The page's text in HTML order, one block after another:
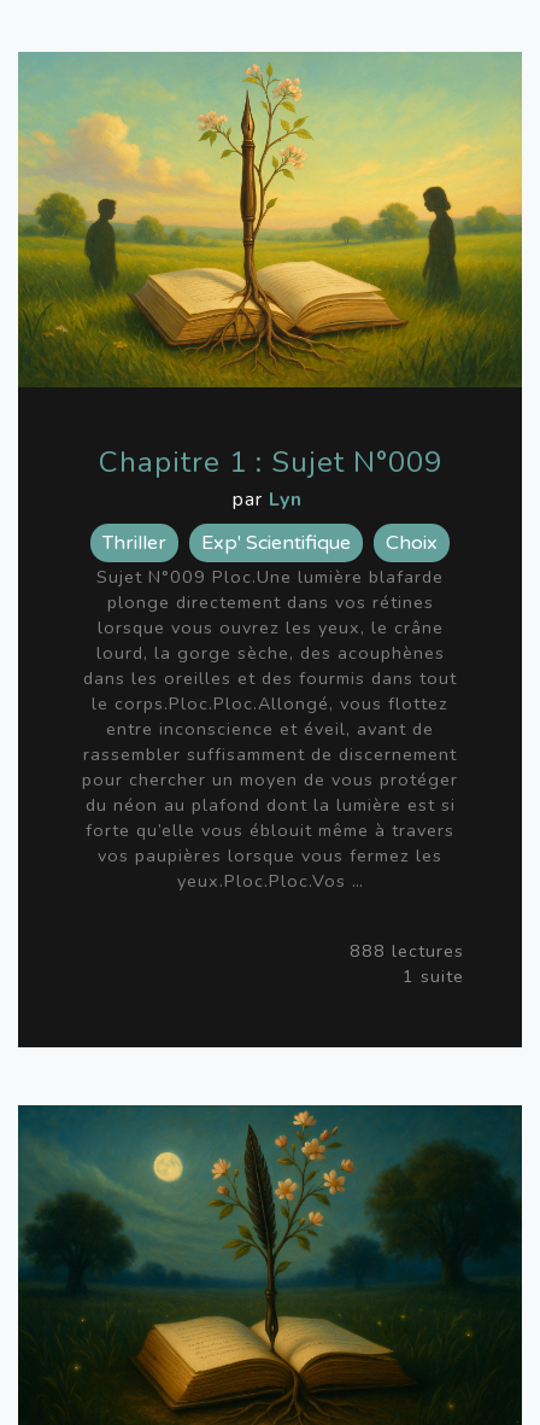
Chapitre 1 : Sujet N°009
par Lyn
Thriller Exp' Scientifique
Choix
Sujet N°009 Ploc.Une lumière blafarde
plonge directement dans vos rétines
lorsque vous ouvrez les yeux, le crâne
lourd, la gorge sèche, des acouphènes
dans les oreilles et des fourmis dans tout
le corps.Ploc.Ploc.Allongé, vous flottez
entre inconscience et éveil, avant de
rassembler suffisamment de discernement
pour chercher un moyen de vous protéger
du néon au plafond dont la lumière est si
forte qu’elle vous éblouit même à travers
vos paupières lorsque vous fermez les
yeux.Ploc.Ploc.Vos …
888 lectures
1 suite